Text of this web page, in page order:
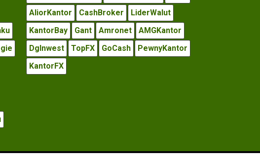
AliorKantor
CashBroker
LiderWalut
KantorBay
Gant Amronet
AMGKantor
DgInwest
TopFX GoCash
PewnyKantor
KantorFX